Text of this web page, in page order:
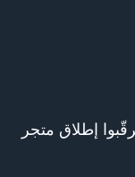
إطلاق متجر